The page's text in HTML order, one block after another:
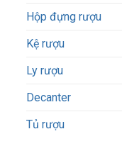
Hộp đựng rượu
Kệ rượu
Ly rượu
Decanter
Tủ rượu